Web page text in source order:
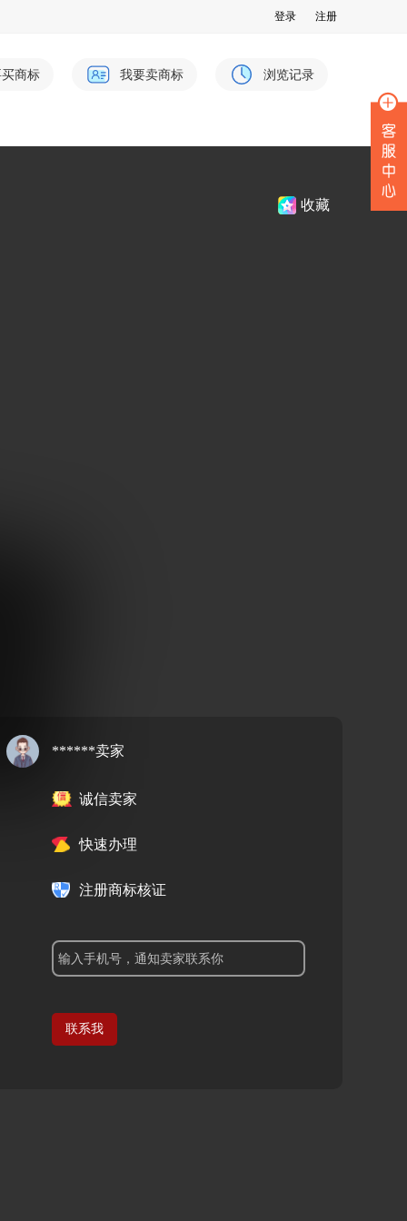
登录 注册
商标 我要卖商标 浏览记录
******卖家
诚信卖家
快速办理
注册商标核证
收藏